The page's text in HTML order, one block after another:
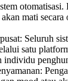
otomatisasi.
mati secara
Seluruh
satu
individu